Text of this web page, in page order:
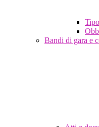
Bandi di gara e